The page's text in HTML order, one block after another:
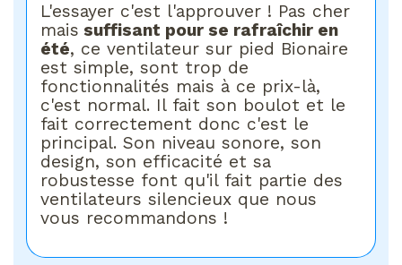
L'essayer c'est l'approuver ! Pas cher
mais suffisant pour se rafraîchir en
été, ce ventilateur sur pied Bionaire
est simple, sont trop de
fonctionnalités mais à ce prix-là,
c'est normal. Il fait son boulot et le
fait correctement donc c'est le
principal. Son niveau sonore, son
design, son efficacité et sa
robustesse font qu'il fait partie des
ventilateurs silencieux que nous
vous recommandons !